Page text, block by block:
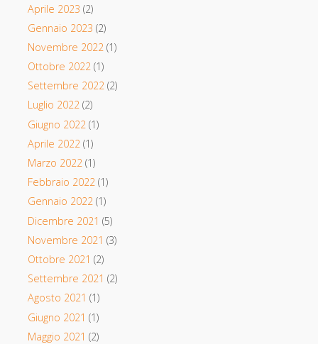
Aprile 2023 (2)
Gennaio 2023 (2)
Novembre 2022(1)
Ottobre 2022(1)
Settembre 2022(2)
Luglio 2022(2)
Giugno 2022 (1)
Aprile 2022(1)
Marzo 2022(1)
Febbraio 2022(1)
Gennaio 2022(1)
Dicembre 2021 (5)
Novembre 2021 (3)
Ottobre 2021 (2)
Settembre 2021 (2)
Agosto 2021 (1)
Giugno 2021 (1)
Maggio 2021 (2)